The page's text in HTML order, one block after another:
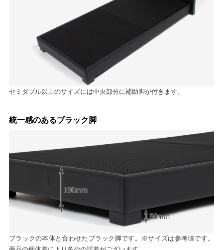
セミダブル以上のサイズには中央部分に補助脚が付きます。
統一感のあるブラック脚
ブラックの本体と合わせたブラック脚です。※サイズは参考値です。